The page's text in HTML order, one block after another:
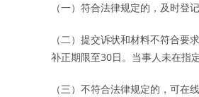
（一）符合法律规定的，及时登
（二）提交诉状和材料不符合
补正期限至30日。当事人未在指
（三）不符合法律规定的，可在